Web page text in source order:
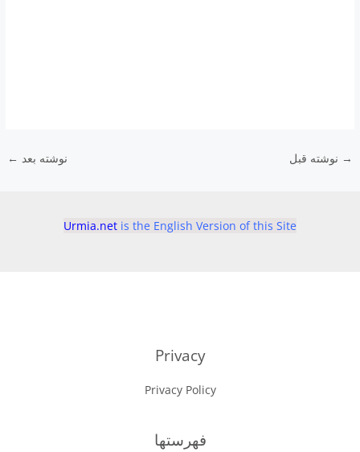
→ نوشته قبل نوشته بعد ←
Urmia.net is the English Version of this Site
Privacy
Privacy Policy
فهرستها